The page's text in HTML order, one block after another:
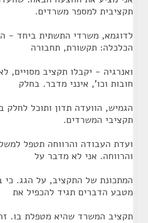
תקציבית למספר משרדים.
לדוגמא, משרדי התשתית ביחד -
הכלכלה: תקשורת, תחבורה
ואנרגיה - יקבלו תקציב מסויים,
חובות וכו', אינני מדבר. בחלק
הגמיש, הוועדה תדון ותוכל לחלק
תקציבי המשרדים.
ועדת העבודה והרווחה תטפל
והרווחה. אני לא מדבר על
המתכונת של התקציב, על הגג. כי
מטבע הדברים תגיד להכפיל את
תקציב המשרד שהיא מטפלת בו.